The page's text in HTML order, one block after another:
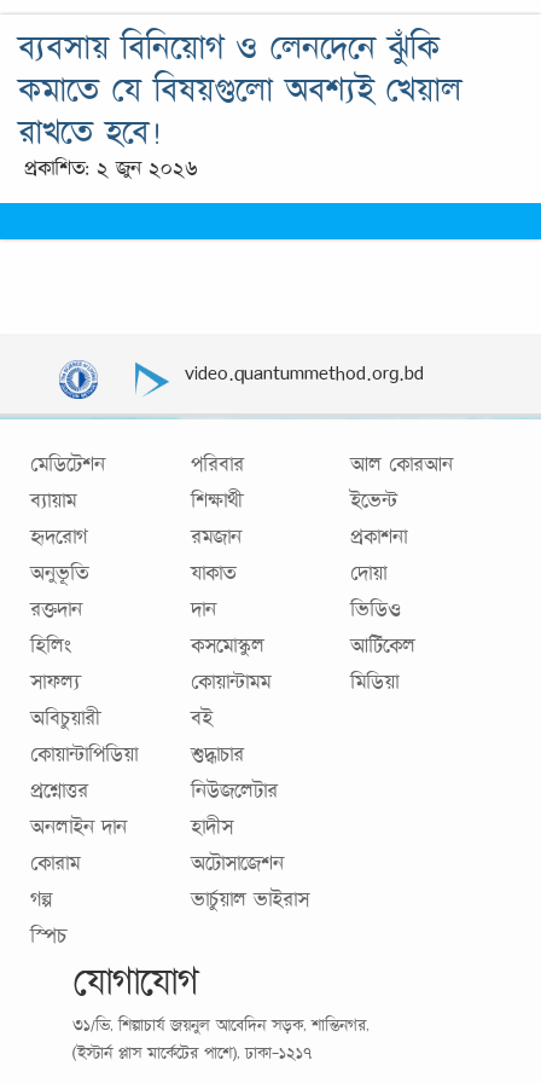
ব্যবসায় বিনিয়োগ ও লেনদেনে ঝুঁকি
কমাতে যে বিষয়গুলো অবশ্যই খেয়াল
রাখতে হবে!
প্রকাশিত: ২ জুন ২০২৬
video.quantummethod.org.bd
মেডিটেশন
ব্যায়াম
হৃদরোগ
অনুভূতি
রক্তদান
হিলিং
সাফল্য
পরিবার
শিক্ষার্থী
রমজান
যাকাত
দান
কসমোস্কুল
কোয়ান্টামম
আল কোরআন
ইভেন্ট
প্রকাশনা
দোয়া
ভিডিও
আর্টিকেল
মিডিয়া
অবিচুয়ারী
কোয়ান্টাপিডিয়া
প্রশ্নোত্তর
অনলাইন দান
কোরাম
গল্প
স্পিচ
বই
শুদ্ধাচার
নিউজলেটার
হাদীস
অটোসাজেশন
ভার্চুয়াল ভাইরাস
যোগাযোগ
৩১/ভি, শিল্পাচার্য জয়নুল আবেদিন সড়ক, শান্তিনগর,
(ইস্টার্ন প্লাস মার্কেটের পাশে), ঢাকা-১২১৭